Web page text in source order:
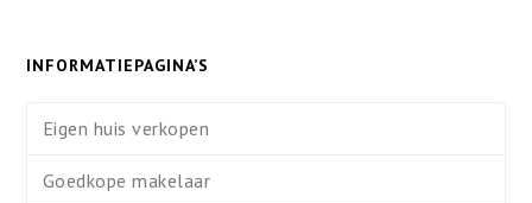
INFORMATIEPAGINA’S
Eigen huis verkopen
Goedkope makelaar